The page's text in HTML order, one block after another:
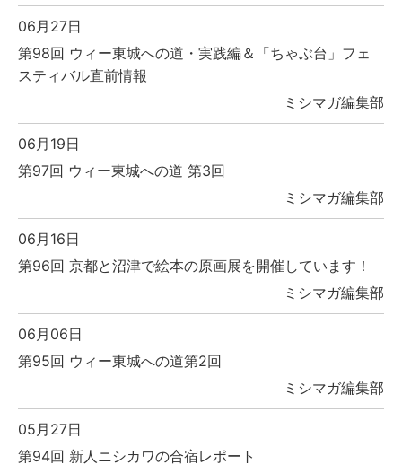
06月27日
第98回 ウィー東城への道・実践編＆「ちゃぶ台」フェ
スティバル直前情報
ミシマガ編集部
06月19日
第97回 ウィー東城への道 第3回
ミシマガ編集部
06月16日
第96回 京都と沼津で絵本の原画展を開催しています！
ミシマガ編集部
06月06日
第95回 ウィー東城への道第2回
ミシマガ編集部
05月27日
第94回 新人ニシカワの合宿レポート